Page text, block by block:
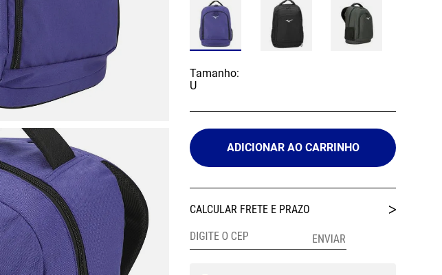
Tamanho:
U
ADICIONAR AO CARRINHO